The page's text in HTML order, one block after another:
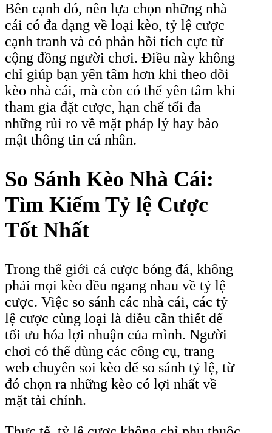
Bên cạnh đó, nên lựa chọn những nhà
cái có đa dạng về loại kèo, tỷ lệ cược
cạnh tranh và có phản hồi tích cực từ
cộng đồng người chơi. Điều này không
chỉ giúp bạn yên tâm hơn khi theo dõi
kèo nhà cái, mà còn có thể yên tâm khi
tham gia đặt cược, hạn chế tối đa
những rủi ro về mặt pháp lý hay bảo
mật thông tin cá nhân.
So Sánh Kèo Nhà Cái:
Tìm Kiếm Tỷ lệ Cược
Tốt Nhất
Trong thế giới cá cược bóng đá, không
phải mọi kèo đều ngang nhau về tỷ lệ
cược. Việc so sánh các nhà cái, các tỷ
lệ cược cùng loại là điều cần thiết để
tối ưu hóa lợi nhuận của mình. Người
chơi có thể dùng các công cụ, trang
web chuyên soi kèo để so sánh tỷ lệ, từ
đó chọn ra những kèo có lợi nhất về
mặt tài chính.